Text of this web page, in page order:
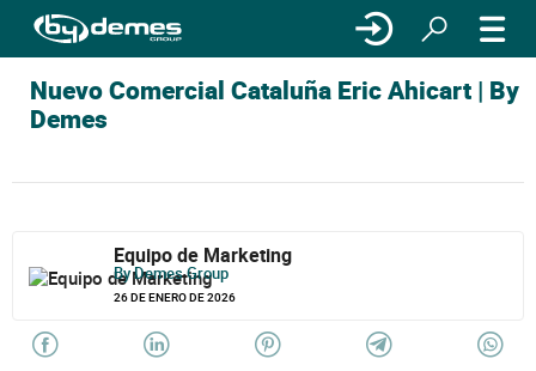
Nuevo Comercial Cataluña Eric Ahicart | By
Demes
Equipo de Marketing
By Demes Group
26 DE ENERO DE 2026